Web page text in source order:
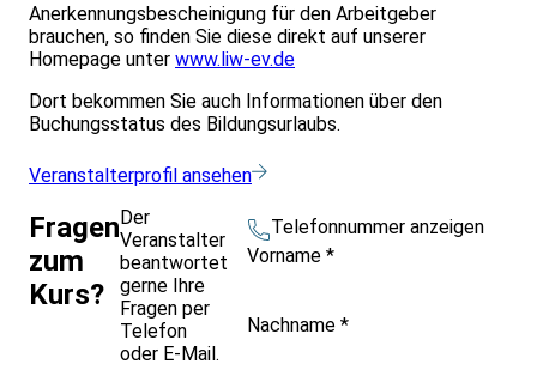
Anerkennungsbescheinigung für den Arbeitgeber
brauchen, so finden Sie diese direkt auf unserer
Homepage unter www.liw-ev.de
Dort bekommen Sie auch Informationen über den
Buchungsstatus des Bildungsurlaubs.
Veranstalterprofil ansehen
Fragen
zum
Kurs?
Der
Veranstalter
beantwortet
gerne Ihre
Fragen per
Telefon
oder E-Mail.
Telefonnummer anzeigen
Vorname *
Nachname *